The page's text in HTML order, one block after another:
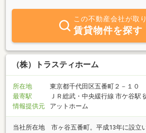
しました。都心のマンションに対する知見の
パートナーとなって、お客様に寄り添い、賃
の戦略」を提案することから、お客様の成功
す。そして、都心のマンションならではの魅
し、都心の価値向上をお客様と目指してまい
この不動産会社が取
賃貸物件を探す
（株）トラスティホーム
所在地
東京都千代田区五番町２－１０
最寄駅
ＪＲ総武・中央緩行線 市ケ谷駅
情報提供元
アットホーム
当社所在地 市ヶ谷五番町。平成13年に設立